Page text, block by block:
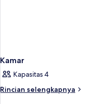
Kamar
Kapasitas 4
Rincian selengkapnya
Rincian